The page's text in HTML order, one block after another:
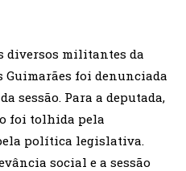
diversos militantes da
foi denunciada
sessão. Para a deputada,
foi tolhida pela
política legislativa.
social e a sessão